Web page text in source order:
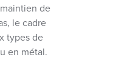
de
le cadre
types de
en métal.